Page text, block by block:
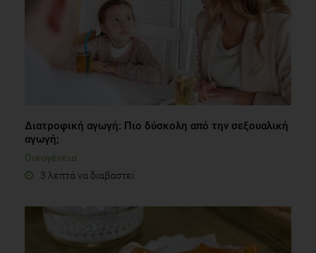
Διατροφική αγωγή: Πιο δύσκολη από την σεξουαλική
αγωγή;
Οικογένεια
3 λεπτά να διαβαστεί